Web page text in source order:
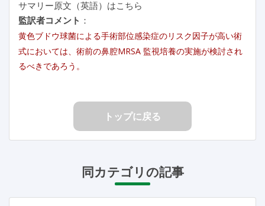
サマリー原文（英語）はこちら
監訳者コメント ：
黄色ブドウ球菌による手術部位感染症のリスク因子が高い術
式においては、術前の鼻腔MRSA 監視培養の実施が検討され
るべきであろう。
トップに戻る
同カテゴリの記事